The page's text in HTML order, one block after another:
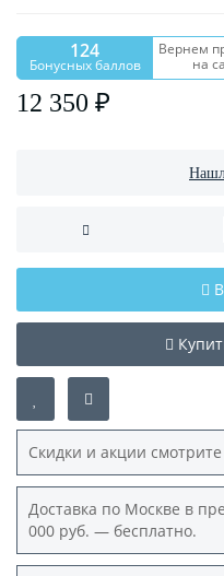
124
Бонусных баллов
Вернем
на
12 350 ₽
Скидки и акции
Доставка по Москве в
000 руб. — бесплатно.